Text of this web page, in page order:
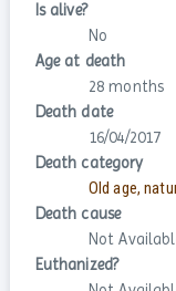
Is alive?
No
Age at death
28 months
Death date
16/04/2017
Death category
Old age,
Death cause
Not
Euthanized?